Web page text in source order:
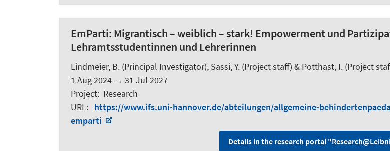
EmParti: Migrantisch – weiblich – stark! Empowerment und
Lehramtsstudentinnen und Lehrerinnen
Lindmeier, B. (Principal Investigator), Sassi, Y. (Project staff) & Potthast, I. (Project
1 Aug 2024 → 31 Jul 2027
Project: Research
URL: https://www.ifs.uni-hannover.de/abteilungen/allgemeine-
emparti
Details in the research portal